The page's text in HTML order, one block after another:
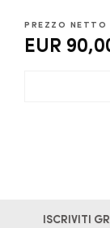
PREZZO NETTO
EUR
ISCRIVITI